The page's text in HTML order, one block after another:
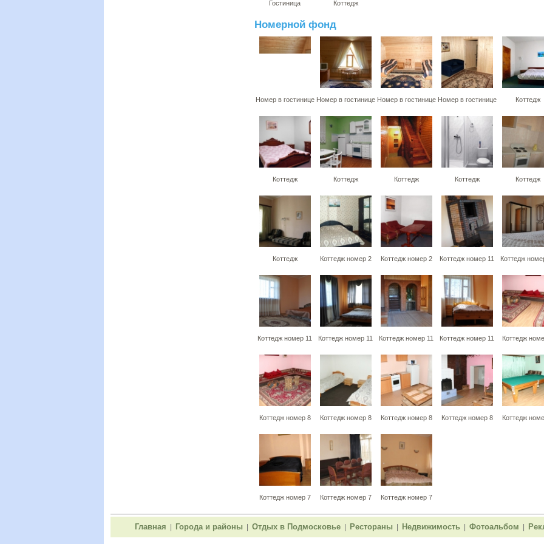
Гостиница Коттедж
Номерной фонд
Номер в гостинице Номер в гостинице Номер в гостинице Номер в гостинице Коттедж
Коттедж Коттедж Коттедж Коттедж Коттедж
Коттедж Коттедж номер 2 Коттедж номер 2 Коттедж номер 11 Коттедж
Коттедж номер 11 Коттедж номер 11 Коттедж номер 11 Коттедж номер 11 Коттедж
Коттедж номер 8 Коттедж номер 8 Коттедж номер 8 Коттедж номер 8 Коттедж
Коттедж номер 7 Коттедж номер 7 Коттедж номер 7
Главная Города и районы Отдых в Подмосковье Рестораны Недвижимость Фотоальбом